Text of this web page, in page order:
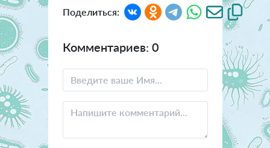
Поделиться:
Комментариев: 0